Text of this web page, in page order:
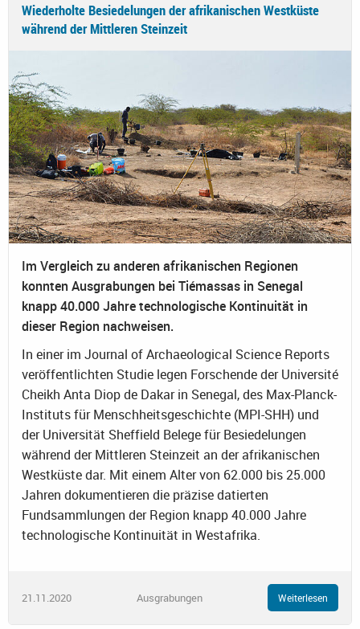
Wiederholte Besiedelungen der afrikanischen Westküste
während der Mittleren Steinzeit
Im Vergleich zu anderen afrikanischen Regionen
konnten Ausgrabungen bei Tiémassas in Senegal
knapp 40.000 Jahre technologische Kontinuität in
dieser Region nachweisen.
In einer im Journal of Archaeological Science Reports
veröffentlichten Studie legen Forschende der Université
Cheikh Anta Diop de Dakar in Senegal, des Max-Planck-
Instituts für Menschheitsgeschichte (MPI-SHH) und
der Universität Sheffield Belege für Besiedelungen
während der Mittleren Steinzeit an der afrikanischen
Westküste dar. Mit einem Alter von 62.000 bis 25.000
Jahren dokumentieren die präzise datierten
Fundsammlungen der Region knapp 40.000 Jahre
technologische Kontinuität in Westafrika.
21.11.2020 Ausgrabungen Weiterlesen